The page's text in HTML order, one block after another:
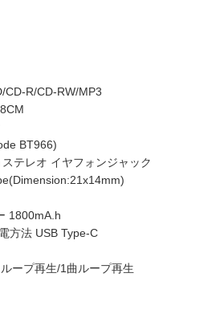
CD-R/CD-RW/MP3
BT966)
テレオ イヤフォンジャック
1800mA.h
方法 USB Type-C
ープ再生/1曲ループ再生